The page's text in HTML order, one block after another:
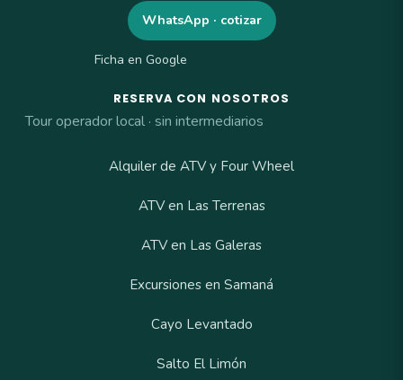
WhatsApp · cotizar
Ficha en Google
RESERVA CON NOSOTROS
Tour operador local · sin intermediarios
Alquiler de ATV y Four Wheel
ATV en Las Terrenas
ATV en Las Galeras
Excursiones en Samaná
Cayo Levantado
Salto El Limón